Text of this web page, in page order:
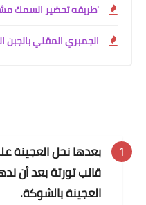
'طريقه تحضير السمك
الجمبري المقلي بالجبن
بعدها نحل
قالب تورتة بعد أن
العجينة بالشوكة.